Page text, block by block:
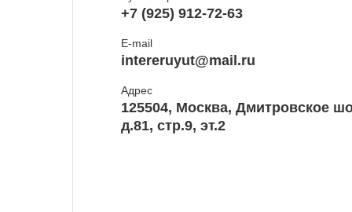
+7 (925) 912-72-63
E-mail
intereruyut@mail.ru
Адрес
125504, Москва, Дмитровское
д.81, стр.9, эт.2